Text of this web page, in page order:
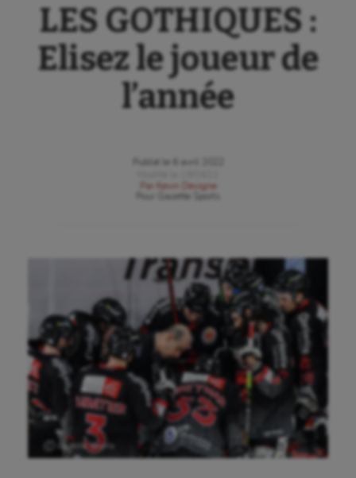
LES GOTHIQUES :
Elisez le joueur de
l’année
Publié le
6 avril 2022
Par
Kevin Devigne
Gazette Sports
Ⓒ Gazette Sports